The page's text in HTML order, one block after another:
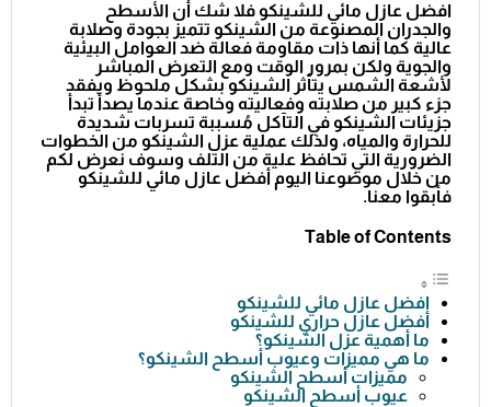
افضل عازل مائي للشينكو فلا شك أن الأسطح
والجدران المصنوعة من الشينكو تتميز بجودة وصلابة
عالية كما أنها ذات مقاومة فعالة ضد العوامل البيئية
والجوية ولكن بمرور الوقت ومع التعرض المباشر
لأشعة الشمس يتأثر الشينكو بشكل ملحوظ ويفقد
جزء كبير من صلابته وفعاليته وخاصة عندما يصدأ تبدأ
جزيئات الشينكو في التآكل مُسببة تسربات شديدة
للحرارة والمياه، ولذلك عملية عزل الشينكو من الخطوات
الضرورية التي تحافظ علية من التلف وسوف نعرض لكم
من خلال موضوعنا اليوم أفضل عازل مائي للشينكو
فأبقوا معنا.
Table of Contents
افضل عازل مائي للشينكو
أفضل عازل حراري للشينكو
ما أهمية عزل الشينكو؟
ما هي مميزات وعيوب أسطح الشينكو؟
مميزات أسطح الشينكو
عيوب أسطح الشينكو